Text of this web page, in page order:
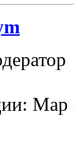
Мар